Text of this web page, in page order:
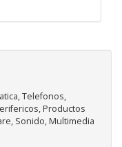
Telefonos,
Productos
Sonido, Multimedia